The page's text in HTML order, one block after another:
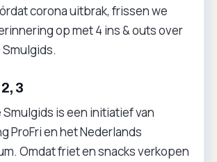
corona uitbrak, frissen we
op met 4 ins & outs over
3
Smulgids is een initiatief van
ProFri en het Nederlands
Omdat friet en snacks verkopen